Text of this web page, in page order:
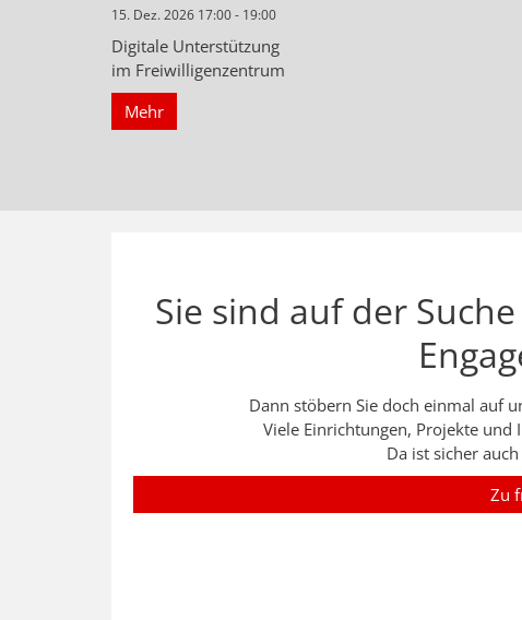
15. Dez. 2026 17:00 - 19:00
Digitale Unterstützung
im Freiwilligenzentrum
Mehr
Sie sind auf der
Dann stöbern Sie doch einmal auf
Viele Einrichtungen, Projekte
Da ist sicher
Zu